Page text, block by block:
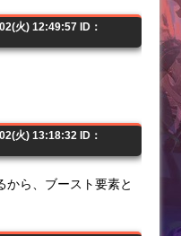
火) 12:49:57 ID：
火) 13:18:32 ID：
から、ブースト要素と